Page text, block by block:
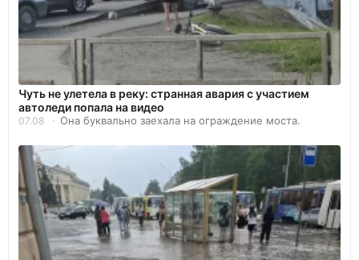
Чуть не улетела в реку: странная авария с участием
автоледи попала на видео
07.08 Она буквально заехала на ограждение моста.